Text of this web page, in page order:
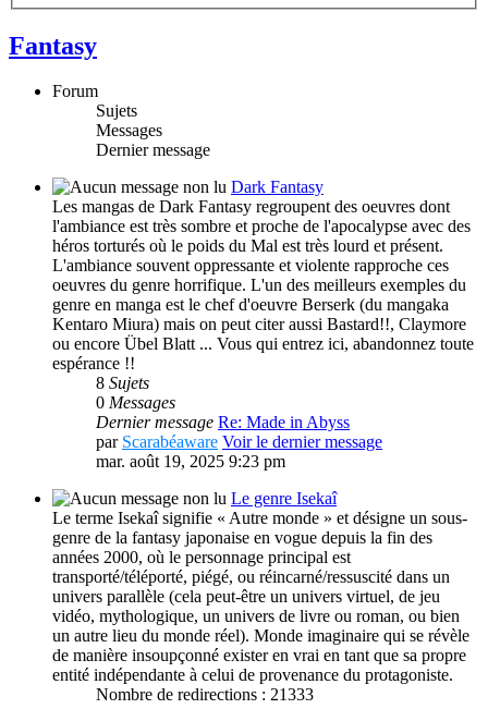
Fantasy
Forum
Sujets
Messages
Dernier message
Dark Fantasy
Les mangas de Dark Fantasy regroupent des oeuvres dont
l'ambiance est très sombre et proche de l'apocalypse avec des
héros torturés où le poids du Mal est très lourd et présent.
L'ambiance souvent oppressante et violente rapproche ces
oeuvres du genre horrifique. L'un des meilleurs exemples du
genre en manga est le chef d'oeuvre Berserk (du mangaka
Kentaro Miura) mais on peut citer aussi Bastard!!, Claymore
ou encore Übel Blatt ... Vous qui entrez ici, abandonnez toute
espérance !!
8 Sujets
0 Messages
Dernier message Re: Made in Abyss
par Scarabéaware Voir le dernier message
mar. août 19, 2025 9:23 pm
Le genre Isekaî
Le terme Isekaî signifie « Autre monde » et désigne un sous-
genre de la fantasy japonaise en vogue depuis la fin des
années 2000, où le personnage principal est
transporté/téléporté, piégé, ou réincarné/ressuscité dans un
univers parallèle (cela peut-être un univers virtuel, de jeu
vidéo, mythologique, un univers de livre ou roman, ou bien
un autre lieu du monde réel). Monde imaginaire qui se révèle
de manière insoupçonné exister en vrai en tant que sa propre
entité indépendante à celui de provenance du protagoniste.
Nombre de redirections : 21333